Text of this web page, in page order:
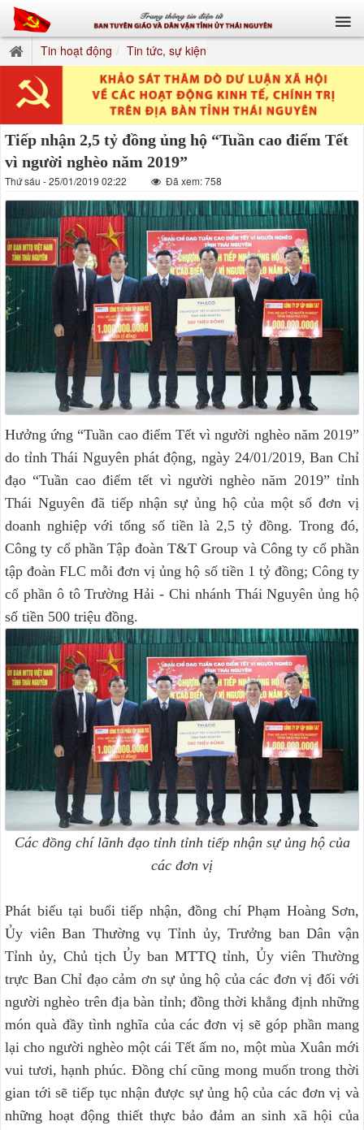
Tin hoạt động Tin tức, sự kiện
Tiếp nhận 2,5 tỷ đồng ủng hộ “Tuần cao điểm Tết
vì người nghèo năm 2019”
Thứ sáu - 25/01/2019 02:22 Đã xem: 758
Hưởng ứng “Tuần cao điểm Tết vì người nghèo năm 2019”
do tỉnh Thái Nguyên phát động, ngày 24/01/2019, Ban Chỉ
đạo “Tuần cao điểm tết vì người nghèo năm 2019” tỉnh
Thái Nguyên đã tiếp nhận sự ủng hộ của một số đơn vị
doanh nghiệp với tổng số tiền là 2,5 tỷ đồng. Trong đó,
Công ty cổ phần Tập đoàn T&T Group và Công ty cổ phần
tập đoàn FLC mỗi đơn vị ủng hộ số tiền 1 tỷ đồng; Công ty
cổ phần ô tô Trường Hải - Chi nhánh Thái Nguyên ủng hộ
số tiền 500 triệu đồng.
Các đồng chí lãnh đạo tỉnh tỉnh tiếp nhận sự ủng hộ của
các đơn vị
Phát biểu tại buổi tiếp nhận, đồng chí Phạm Hoàng Sơn,
Ủy viên Ban Thường vụ Tỉnh ủy, Trưởng ban Dân vận
Tỉnh ủy, Chủ tịch Ủy ban MTTQ tỉnh, Ủy viên Thường
trực Ban Chỉ đạo cảm ơn sự ủng hộ của các đơn vị đối với
người nghèo trên địa bàn tỉnh; đồng thời khẳng định những
món quà đầy tình nghĩa của các đơn vị sẽ góp phần mang
lại cho người nghèo một cái Tết ấm no, một mùa Xuân mới
vui tươi, hạnh phúc. Đồng chí cũng mong muốn trong thời
gian tới sẽ tiếp tục nhận được sự ủng hộ của các đơn vị và
những hoạt động thiết thực bảo đảm an sinh xã hội của